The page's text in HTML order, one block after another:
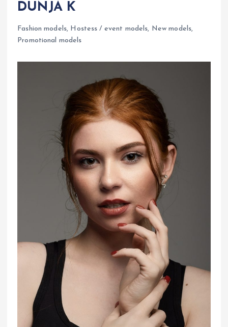
DUNJA K
Fashion models, Hostess / event models, New models,
Promotional models